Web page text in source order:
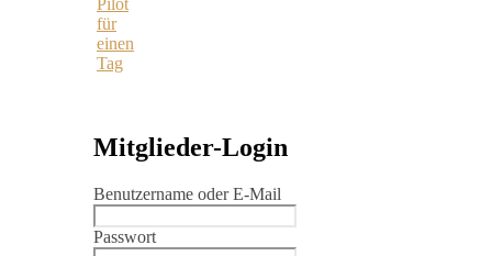
Pilot
für
einen
Tag
Mitglieder-Login
Benutzername oder E-Mail
Passwort